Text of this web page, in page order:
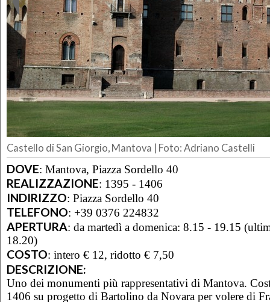
Castello di San Giorgio, Mantova | Foto: Adriano Castelli
DOVE: Mantova, Piazza Sordello 40
REALIZZAZIONE: 1395 - 1406
INDIRIZZO: Piazza Sordello 40
TELEFONO: +39 0376 224832
APERTURA: da martedì a domenica: 8.15 - 19.15
18.20)
COSTO: intero € 12, ridotto € 7,50
DESCRIZIONE:
Uno dei monumenti più rappresentativi di Mantova.
1406 su progetto di Bartolino da Novara per volere di